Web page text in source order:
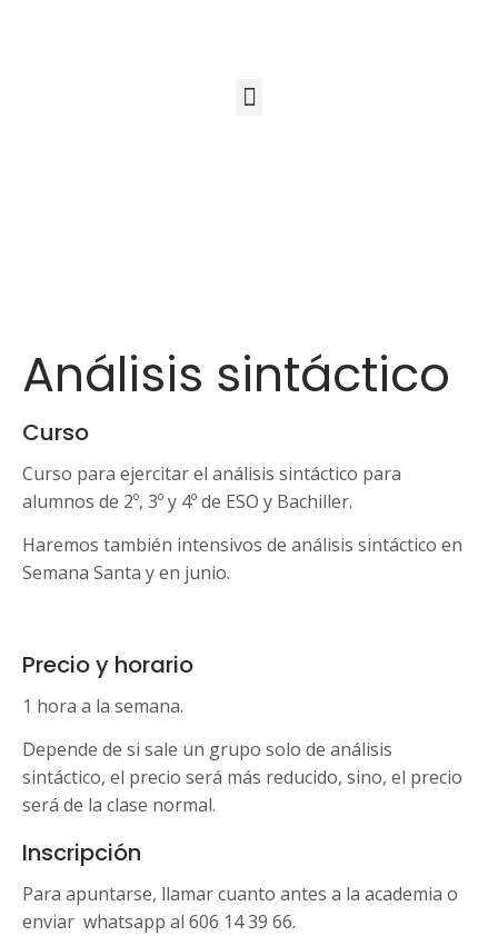
Análisis sintáctico
Curso
Curso para ejercitar el análisis sintáctico para
alumnos de 2º, 3º y 4º de ESO y Bachiller.
Haremos también intensivos de análisis sintáctico en
Semana Santa y en junio.
Precio y horario
1 hora a la semana.
Depende de si sale un grupo solo de análisis
sintáctico, el precio será más reducido, sino, el precio
será de la clase normal.
Inscripción
Para apuntarse, llamar cuanto antes a la academia o
enviar whatsapp al 606 14 39 66.